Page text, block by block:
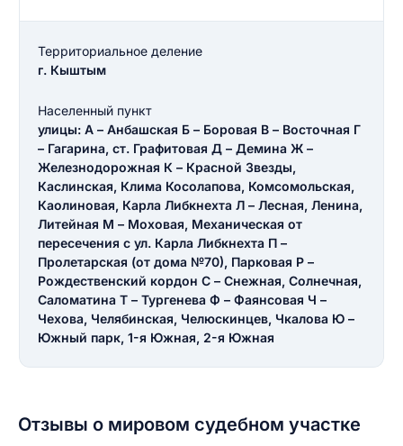
Территориальное деление
г. Кыштым
Населенный пункт
улицы: А – Анбашская Б – Боровая В – Восточная Г
– Гагарина, ст. Графитовая Д – Демина Ж –
Железнодорожная К – Красной Звезды,
Каслинская, Клима Косолапова, Комсомольская,
Каолиновая, Карла Либкнехта Л – Лесная, Ленина,
Литейная М – Моховая, Механическая от
пересечения с ул. Карла Либкнехта П –
Пролетарская (от дома №70), Парковая Р –
Рождественский кордон С – Снежная, Солнечная,
Саломатина Т – Тургенева Ф – Фаянсовая Ч –
Чехова, Челябинская, Челюскинцев, Чкалова Ю –
Южный парк, 1-я Южная, 2-я Южная
Отзывы о мировом судебном участке
Введите свое имя